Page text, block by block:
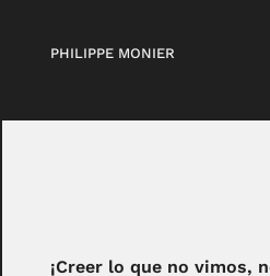
PHILIPPE MONIER
¡Creer lo que no vimos,